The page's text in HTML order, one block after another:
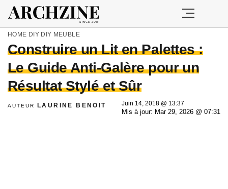
HOME DIY DIY MEUBLE
Construire un Lit en Palettes :
Le Guide Anti-Galère pour un
Résultat Stylé et Sûr
AUTEUR LAURINE BENOIT
Juin 14, 2018 @ 13:37
Mis à jour: Mar 29, 2026 @ 07:31